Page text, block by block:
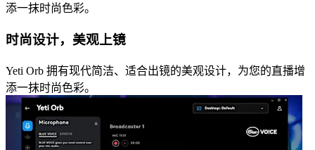
添一抹时尚色彩。
时尚设计，美观上镜
Yeti Orb 拥有现代简洁、适合出镜的美观设计，为您的直播增
添一抹时尚色彩。